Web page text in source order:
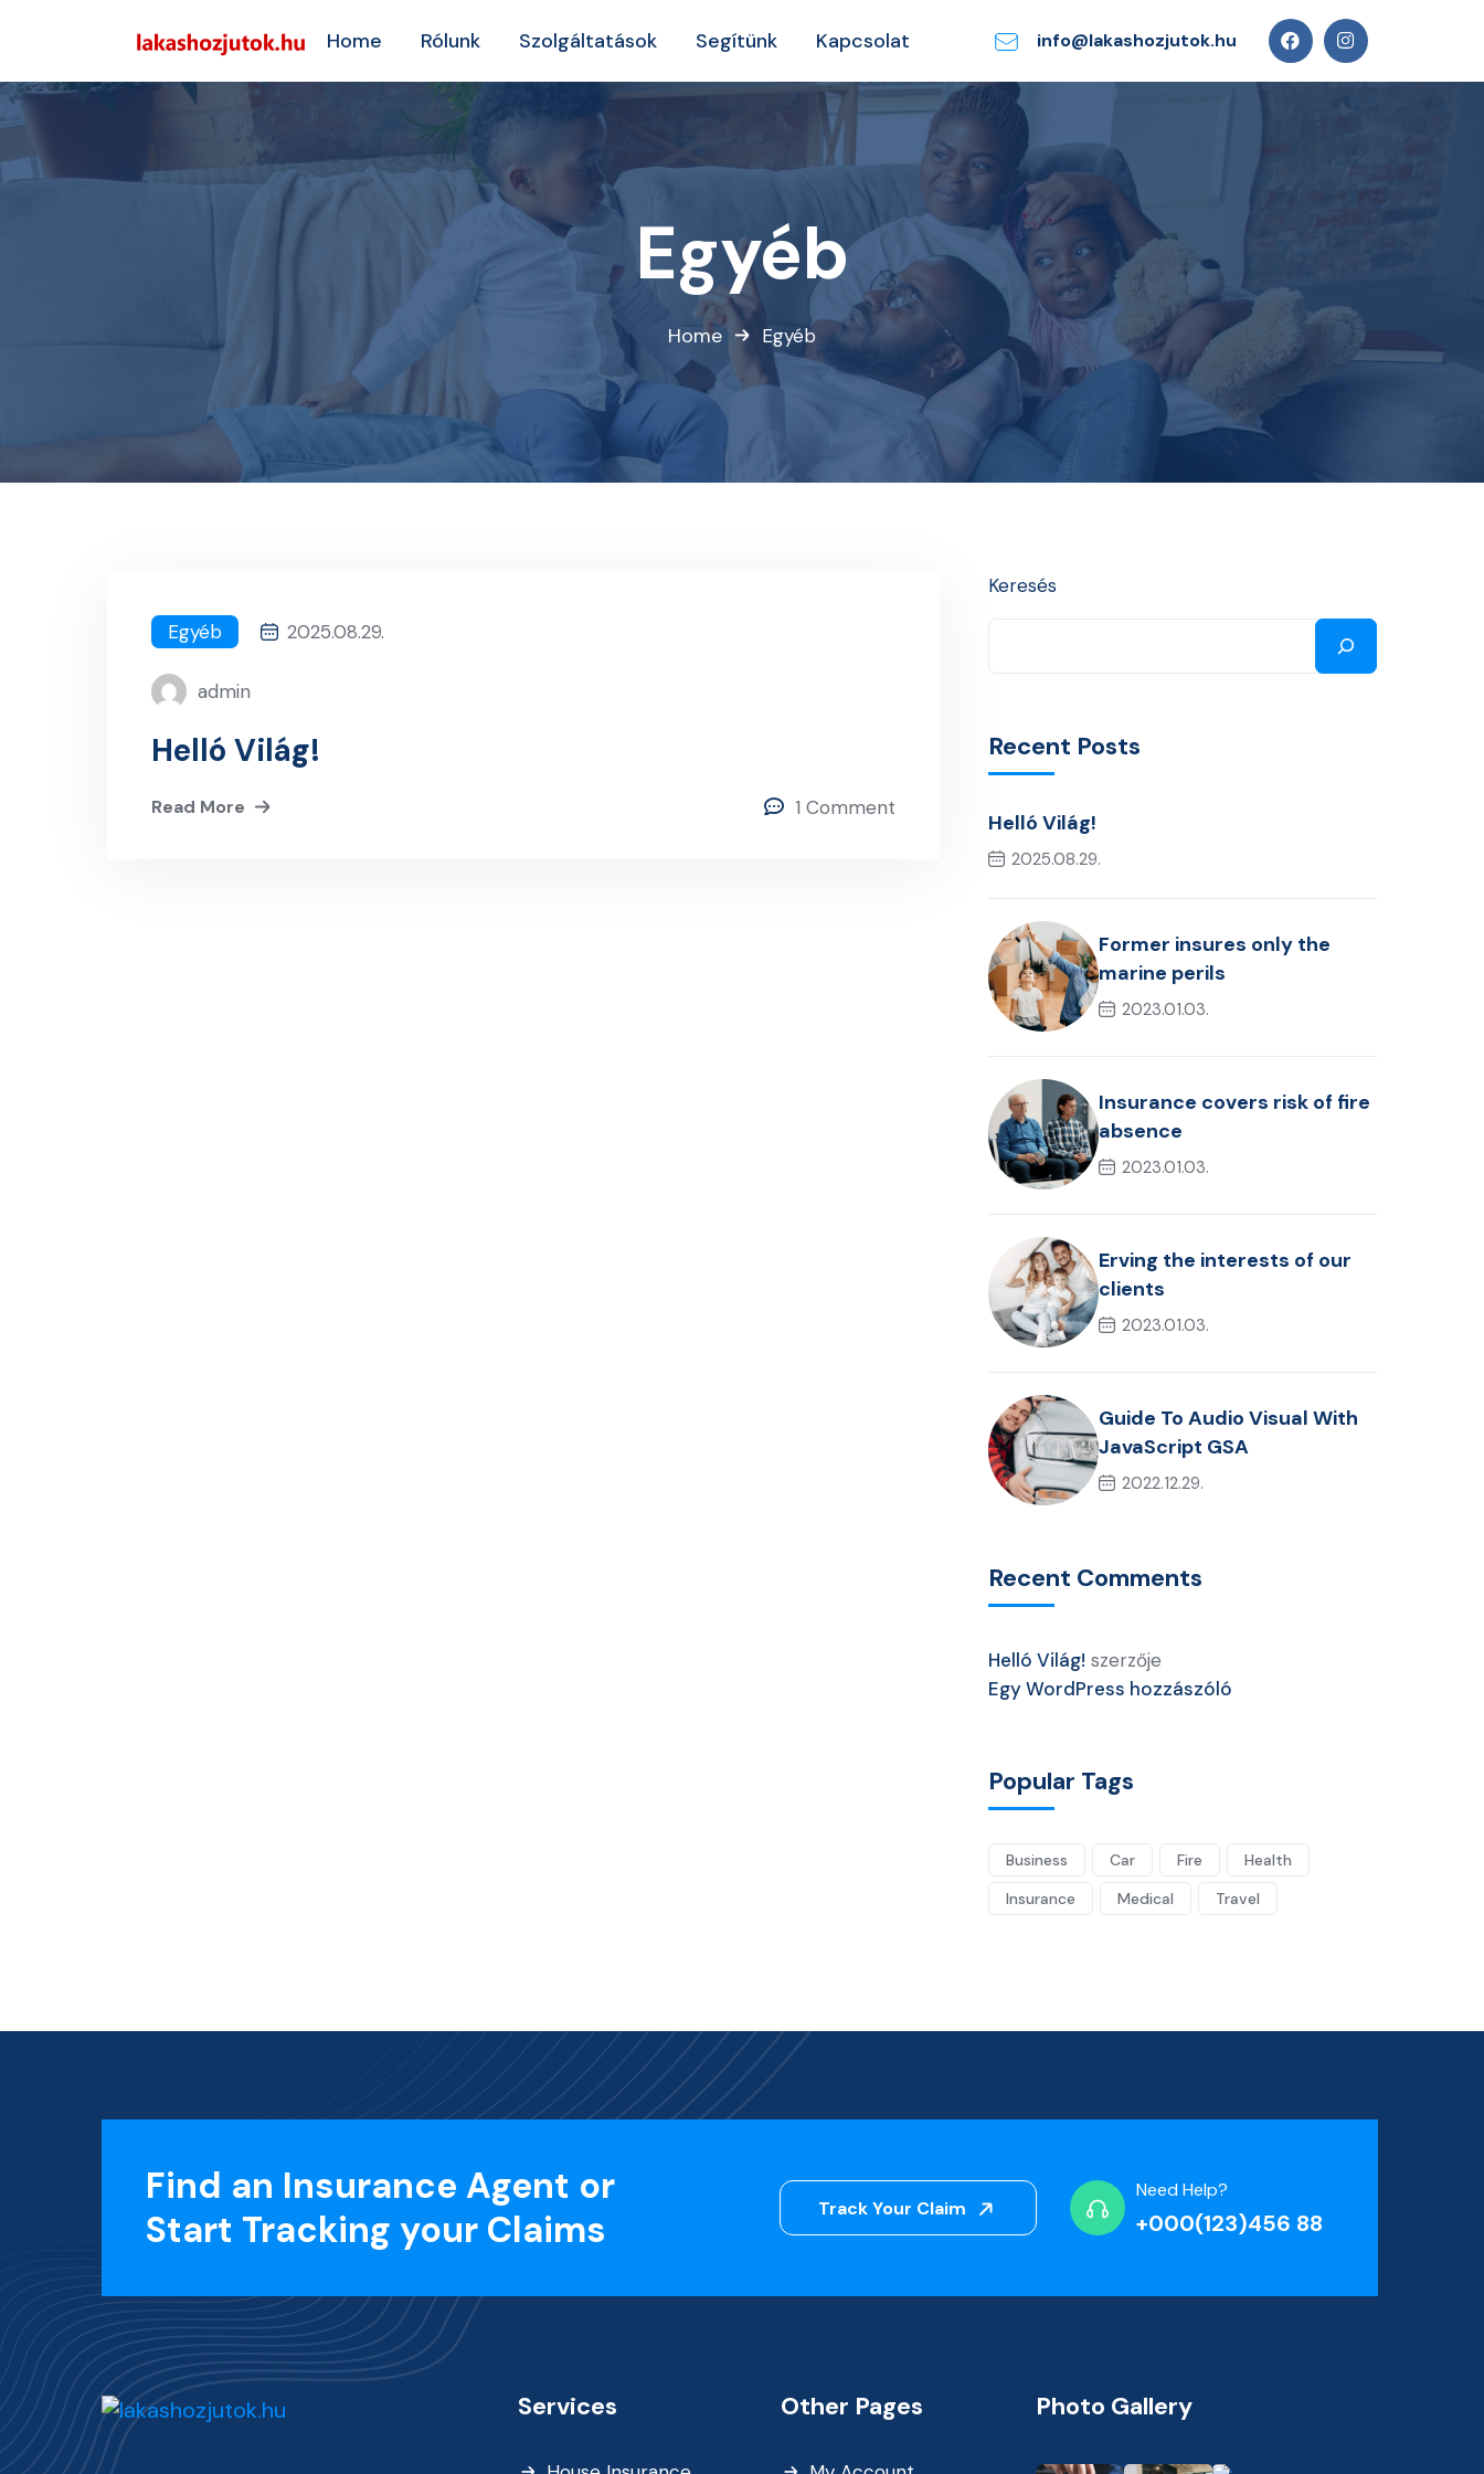
Home Rólunk Szolgáltatások Segítünk Kapcsolat info@lakashozjutok.hu
Egyéb
Home Egyéb
Egyéb 2025.08.29.
admin
Helló Világ!
Read More 1 Comment
Keresés
Recent Posts
Helló Világ!
2025.08.29.
Former insures only the
marine perils
2023.01.03.
Insurance covers risk of fire
absence
2023.01.03.
Erving the interests of our
clients
2023.01.03.
Guide To Audio Visual With
JavaScript GSA
2022.12.29.
Recent Comments
Helló Világ! szerzője
Egy WordPress hozzászóló
Popular Tags
Business Car Fire
Health
Insurance
Medical Travel
Find an Insurance Agent or
Start Tracking your Claims
Track Your Claim
Need Help?
+000(123)456 88
Services Other Pages Photo Gallery